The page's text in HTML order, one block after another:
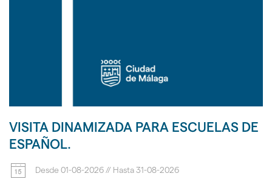
VISITA DINAMIZADA PARA ESCUELAS DE
ESPAÑOL.
Desde 01-08-2026 // Hasta31-08-2026